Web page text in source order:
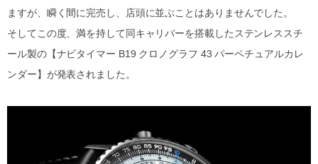
ますが、瞬く間に完売し、店頭に並ぶことはありませんでした。
そしてこの度、満を持して同キャリバーを搭載したステンレススチ
ール製の【ナビタイマー B19 クロノグラフ 43 パーペチュアルカレ
ンダー】が発表されました。